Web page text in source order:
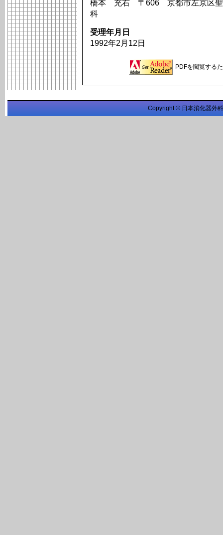
橋本 充右 〒606 京都市左京区聖
科
受理年月日
1992年2月12日
PDFを閲覧する
Copyright © 日本消化器外